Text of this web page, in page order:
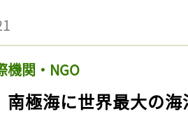
機関・NGO
南極海に世界最大の